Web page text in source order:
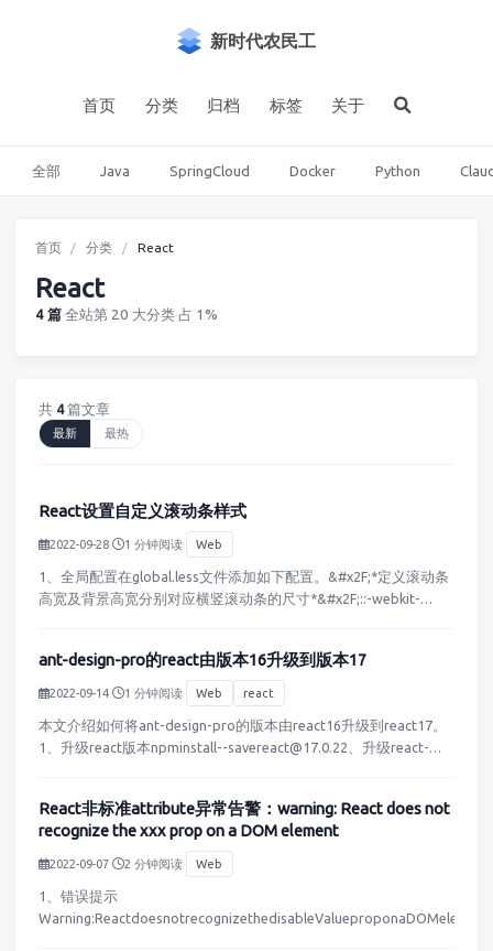
新时代农民工
首页 分类 归档 标签 关于
全部 Java SpringCloud Docker Python
首页 分类 React
React
4 篇·全站第 20 大分类·占 1%
共 4篇文章
最新 最热
React设置自定义滚动条样式
2022-09-28· 1 分钟阅读· Web
1、全局配置在global.less文件添加如下配置。&#x2F;*定义滚动条
高宽及背景高宽分别对应横竖滚动条的尺寸*&#x2F;::-webkit-
ant-design-pro的react由版本16升级到版本17
2022-09-14· 1 分钟阅读· Web react
本文介绍如何将ant-design-pro的版本由react16升级到react17。
1、升级react版本npminstall--savereact@17.0.22、升级react-
React非标准attribute异常告警：warning: React does not
recognize the xxx prop on a DOM element
2022-09-07· 2 分钟阅读· Web
1、错误提示​